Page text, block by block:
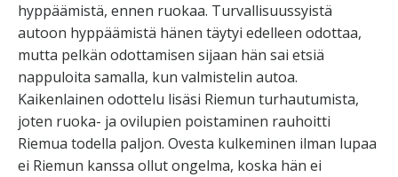
hyppäämistä, ennen ruokaa. Turvallisuussyistä
autoon hyppäämistä hänen täytyi edelleen odottaa,
mutta pelkän odottamisen sijaan hän sai etsiä
nappuloita samalla, kun valmistelin autoa.
Kaikenlainen odottelu lisäsi Riemun turhautumista,
joten ruoka- ja ovilupien poistaminen rauhoitti
Riemua todella paljon. Ovesta kulkeminen ilman lupaa
ei Riemun kanssa ollut ongelma, koska hän ei